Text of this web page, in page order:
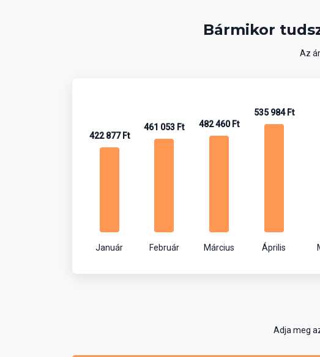
Bármikor
Az
422 877 Ft
Január
461 053 Ft
Február
482 460 Ft
Március
535 984 Ft
Április
Adja meg